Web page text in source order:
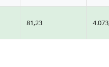
81,23